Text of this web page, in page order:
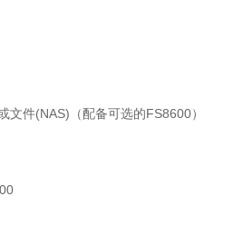
文件(NAS)（配备可选的FS8600）